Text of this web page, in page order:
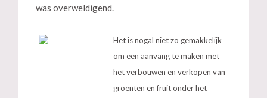
was overweldigend.
Het is nogal niet zo gemakkelijk
om een aanvang te maken met
het verbouwen en verkopen van
groenten en fruit onder het